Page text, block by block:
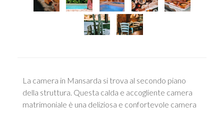
La camera in Mansarda si trova al secondo piano
della struttura. Questa calda e accogliente camera
matrimoniale è una deliziosa e confortevole camera